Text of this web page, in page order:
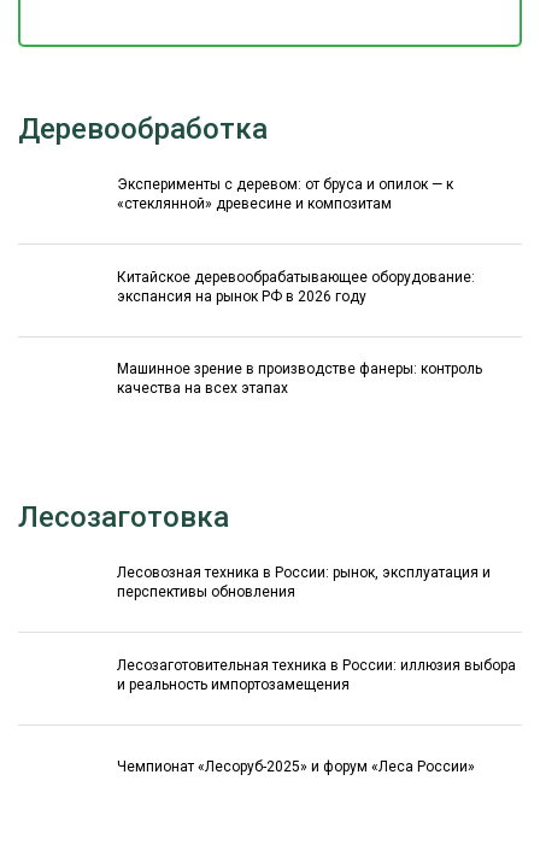
Деревообработка
Эксперименты с деревом: от бруса и опилок — к
«стеклянной» древесине и композитам
Китайское деревообрабатывающее оборудование:
экспансия на рынок РФ в 2026 году
Машинное зрение в производстве фанеры: контроль
качества на всех этапах
Лесозаготовка
Лесовозная техника в России: рынок, эксплуатация и
перспективы обновления
Лесозаготовительная техника в России: иллюзия выбора
и реальность импортозамещения
Чемпионат «Лесоруб-2025» и форум «Леса России»